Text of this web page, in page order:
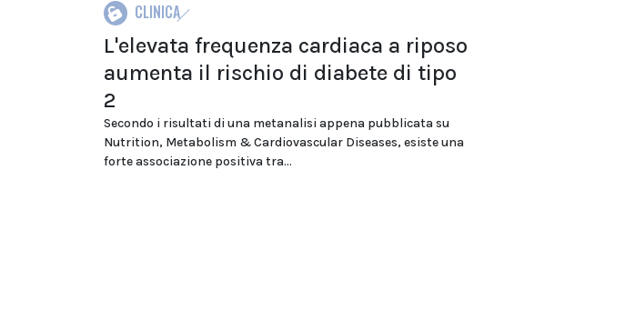
CLINICA
L'elevata frequenza cardiaca a riposo
aumenta il rischio di diabete di tipo
2
Secondo i risultati di una metanalisi appena pubblicata su
Nutrition, Metabolism & Cardiovascular Diseases, esiste una
forte associazione positiva tra...